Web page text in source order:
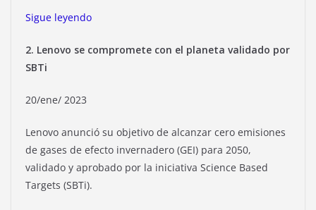
Sigue leyendo
2. Lenovo se compromete con el planeta validado por
SBTi
20/ene/ 2023
Lenovo anunció su objetivo de alcanzar cero emisiones
de gases de efecto invernadero (GEI) para 2050,
validado y aprobado por la iniciativa Science Based
Targets (SBTi).